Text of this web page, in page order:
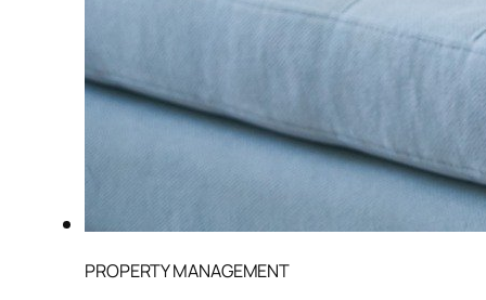
PROPERTY MANAGEMENT